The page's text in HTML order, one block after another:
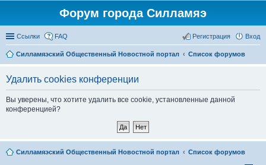
Форум города Силламяэ
Ссылки FAQ Вход
Регистрация
Силламяэский Общественный Новостной портал Список форумов
Удалить cookies конференции
Вы уверены, что хотите удалить все cookie, установленные данной
конференцией?
Силламяэский Общественный Новостной портал Список форумов